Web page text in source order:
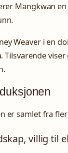
Mangkwan
Weaver i en
Tilsvarende
er samlet fra
villig til